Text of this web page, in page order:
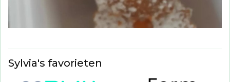
Sylvia's favorieten